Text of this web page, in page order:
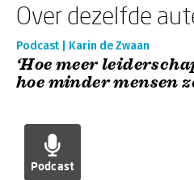
Over dezelfde
Podcast | Karin de Zwaan
‘Hoe meer
hoe minder mensen
Podcast